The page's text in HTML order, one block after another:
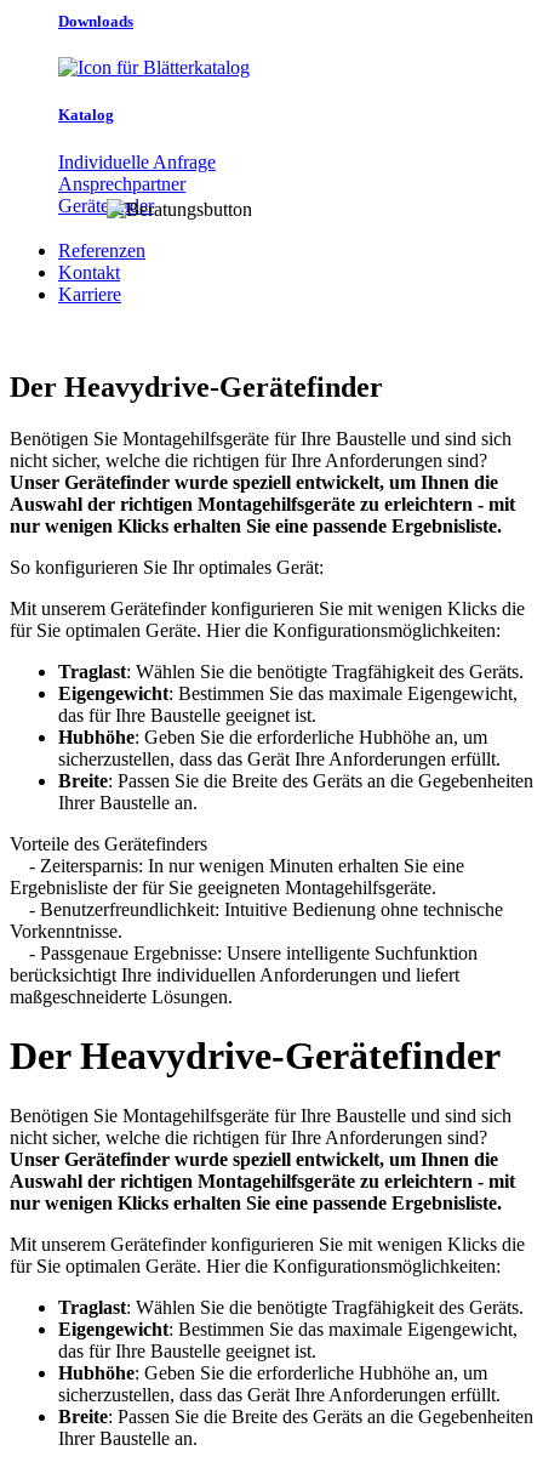
Downloads
Katalog
Individuelle Anfrage
Ansprechpartner
Gerätefinder
Referenzen
Kontakt
Karriere
Der Heavydrive-Gerätefinder
Benötigen Sie Montagehilfsgeräte für Ihre Baustelle und sind sich
nicht sicher, welche die richtigen für Ihre Anforderungen sind?
Unser Gerätefinder wurde speziell entwickelt, um Ihnen die
Auswahl der richtigen Montagehilfsgeräte zu erleichtern - mit
nur wenigen Klicks erhalten Sie eine passende Ergebnisliste.
So konfigurieren Sie Ihr optimales Gerät:
Mit unserem Gerätefinder konfigurieren Sie mit wenigen Klicks die
für Sie optimalen Geräte. Hier die Konfigurationsmöglichkeiten:
Traglast: Wählen Sie die benötigte Tragfähigkeit des Geräts.
Eigengewicht: Bestimmen Sie das maximale Eigengewicht,
das für Ihre Baustelle geeignet ist.
Hubhöhe: Geben Sie die erforderliche Hubhöhe an, um
sicherzustellen, dass das Gerät Ihre Anforderungen erfüllt.
Breite: Passen Sie die Breite des Geräts an die Gegebenheiten
Ihrer Baustelle an.
Vorteile des Gerätefinders
- Zeitersparnis: In nur wenigen Minuten erhalten Sie eine
Ergebnisliste der für Sie geeigneten Montagehilfsgeräte.
- Benutzerfreundlichkeit: Intuitive Bedienung ohne technische
Vorkenntnisse.
- Passgenaue Ergebnisse: Unsere intelligente Suchfunktion
berücksichtigt Ihre individuellen Anforderungen und liefert
maßgeschneiderte Lösungen.
Der Heavydrive-Gerätefinder
Benötigen Sie Montagehilfsgeräte für Ihre Baustelle und sind sich
nicht sicher, welche die richtigen für Ihre Anforderungen sind?
Unser Gerätefinder wurde speziell entwickelt, um Ihnen die
Auswahl der richtigen Montagehilfsgeräte zu erleichtern - mit
nur wenigen Klicks erhalten Sie eine passende Ergebnisliste.
Mit unserem Gerätefinder konfigurieren Sie mit wenigen Klicks die
für Sie optimalen Geräte. Hier die Konfigurationsmöglichkeiten:
Traglast: Wählen Sie die benötigte Tragfähigkeit des Geräts.
Eigengewicht: Bestimmen Sie das maximale Eigengewicht,
das für Ihre Baustelle geeignet ist.
Hubhöhe: Geben Sie die erforderliche Hubhöhe an, um
sicherzustellen, dass das Gerät Ihre Anforderungen erfüllt.
Breite: Passen Sie die Breite des Geräts an die Gegebenheiten
Ihrer Baustelle an.